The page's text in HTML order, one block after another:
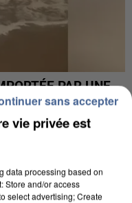
PAR UNE
SAVOIE
vie privée est
data processing based on
Store and/or access
select advertising; Create
sans accepter